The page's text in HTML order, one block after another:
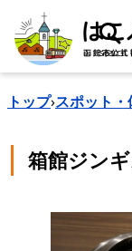
search
トップ›スポット・
箱館ジン